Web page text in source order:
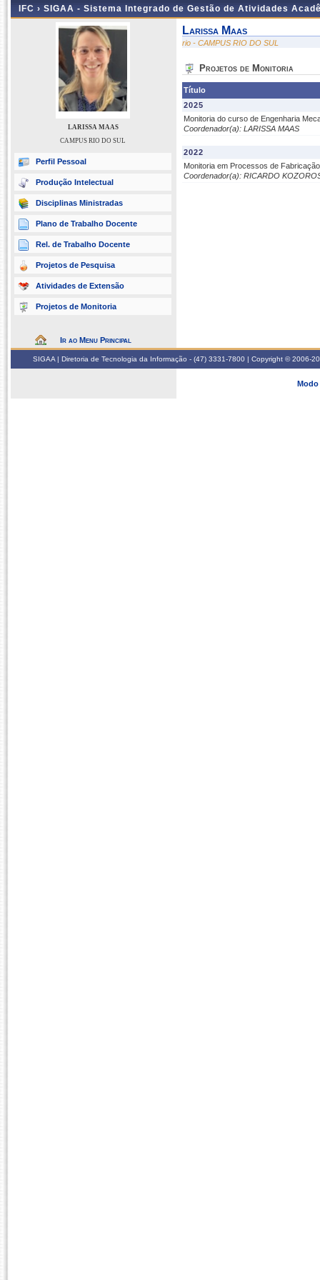
IFC › SIGAA - Sistema Integrado de Gestão de Atividades
LARISSA MAAS
CAMPUS RIO DO SUL
Perfil Pessoal
Produção Intelectual
Disciplinas Ministradas
Plano de Trabalho Docente
Rel. de Trabalho Docente
Projetos de Pesquisa
Atividades de Extensão
Projetos de Monitoria
Ir ao Menu Principal
Larissa Maas
rio - CAMPUS RIO DO SUL
Projetos de Monitoria
Título
2025
Monitoria do curso de Engenharia
Coordenador(a): LARISSA MAAS
2022
Monitoria em Processos de
Coordenador(a): RICARDO
SIGAA | Diretoria de Tecnologia da Informação - (47) 3331-7800 | Copyright © 2006-
Modo